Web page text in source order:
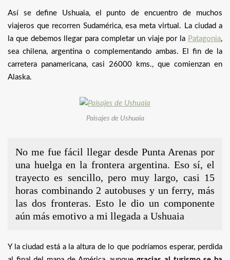
Así se define Ushuaia, el punto de encuentro de muchos
viajeros que recorren Sudamérica, esa meta virtual. La ciudad a
la que debemos llegar para completar un viaje por la Patagonia,
sea chilena, argentina o complementando ambas. El fin de la
carretera panamericana, casi 26000 kms., que comienzan en
Alaska.
Paisajes de Ushuaia
No me fue fácil llegar desde Punta Arenas por
una huelga en la frontera argentina. Eso sí, el
trayecto es sencillo, pero muy largo, casi 15
horas combinando 2 autobuses y un ferry, más
las dos fronteras. Esto le dio un componente
aún más emotivo a mi llegada a Ushuaia
Y la ciudad está a la altura de lo que podríamos esperar, perdida